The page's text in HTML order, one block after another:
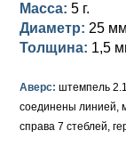
Для
Памятные и
Для
Памятные и
Для
Памятные и
Серебро
Медь
Для Грузии
Русско-
Серебро
Медь
Для Грузии
Павел I (1796-
Золото
Серебро
Медь
Екатерина II
Золото
Серебро
Петр III (1762)
Елизавета I
Масса: 5 г.
Диаметр: 25
Толщина: 1,5
Аверс: штемпель
соединены линией,
справа 7 стеблей,